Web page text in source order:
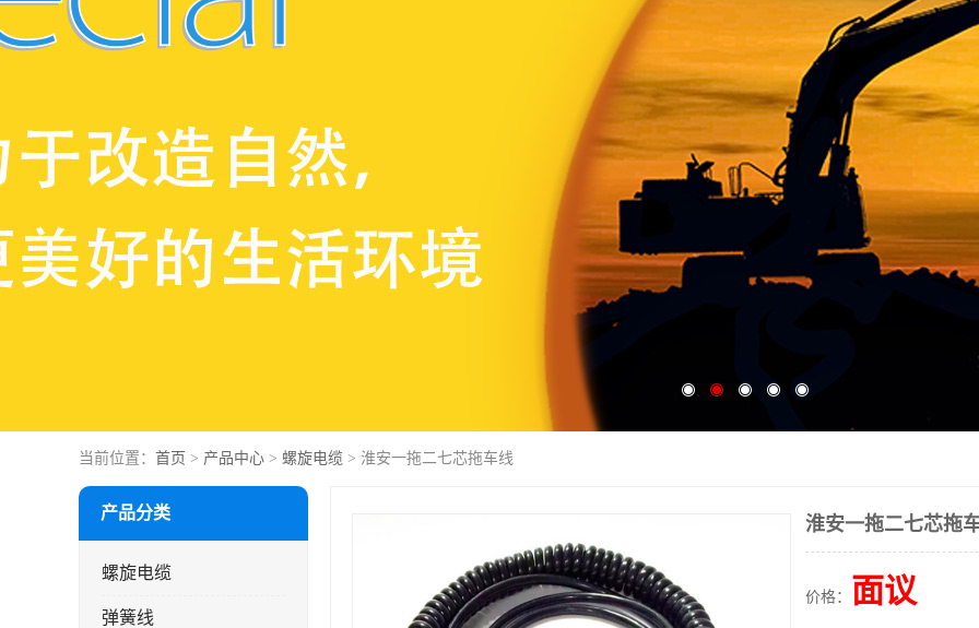
当前位置： 首页 > 产品中心 > 螺旋电缆 > 淮安一拖二七芯拖车线
产品分类
螺旋电缆
弹簧线
淮安一拖二七芯拖
价格： 面议